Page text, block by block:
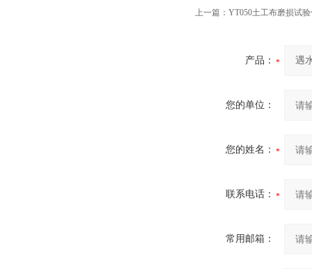
上一篇： YT050土工布磨损试
产品：
您的单位：
您的姓名：
联系电话：
常用邮箱：